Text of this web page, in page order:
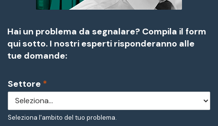
Hai un problema da segnalare? Compila il form
qui sotto. I nostri esperti risponderanno alle
tue domande:
Settore *
Seleziona l'ambito del tuo problema.